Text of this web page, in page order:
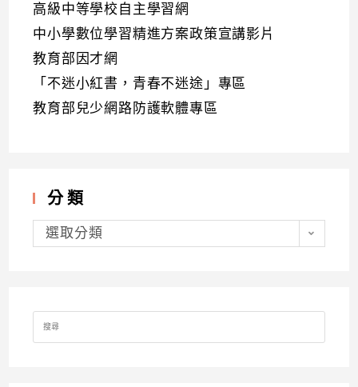
高級中等學校自主學習網
中小學數位學習精進方案政策宣講影片
教育部因才網
「不迷小紅書，青春不迷途」專區
教育部兒少網路防護軟體專區
分類
分
類選取分類
Search
for: